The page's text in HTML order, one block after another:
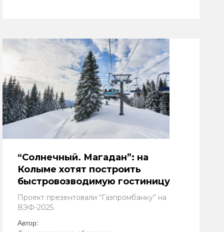
“Солнечный. Магадан”: на
Колыме хотят построить
быстровозводимую гостиницу
Проект презентовали “Газпромбанку” на
ВЭФ-2025
Автор: